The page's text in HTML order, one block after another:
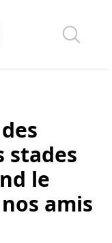
stades
le
amis